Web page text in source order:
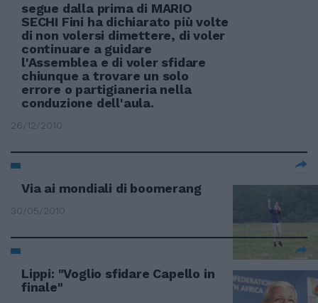
segue dalla prima di MARIO
SECHI Fini ha dichiarato più volte
di non volersi dimettere, di voler
continuare a guidare
l'Assemblea e di voler sfidare
chiunque a trovare un solo
errore o partigianeria nella
conduzione dell'aula.
26/12/2010
Via ai mondiali di boomerang
30/05/2010
Lippi: "Voglio sfidare Capello in
finale"